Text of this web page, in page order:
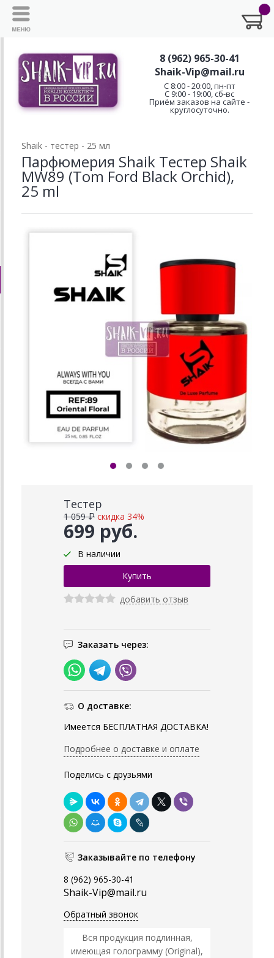
8 (962) 965-30-41
Shaik-Vip@mail.ru
C 8:00 - 20:00, пн-пт
С 9:00 - 19:00, сб-вс
Приём заказов на сайте -
круглосуточно.
Shaik - тестер - 25 мл
Парфюмерия Shaik Тестер Shaik
MW89 (Tom Ford Black Orchid),
25 ml
Тестер
699 руб.
1 059 ₽ скидка 34%
В наличии
добавить отзыв
Заказать через:
О доставке:
Имеется БЕСПЛАТНАЯ ДОСТАВКА!
Подробнее о доставке и оплате
Поделись с друзьями
Заказывайте по телефону
8 (962) 965-30-41
Shaik-Vip@mail.ru
Обратный звонок
Вся продукция подлинная,
имеющая голограмму (Original),